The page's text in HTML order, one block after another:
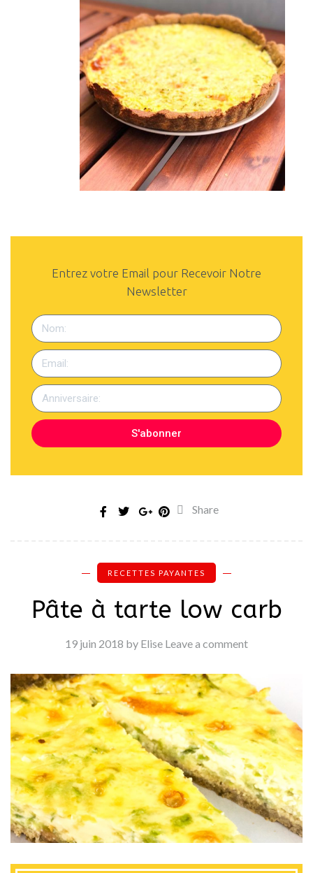
Entrez votre Email pour Recevoir Notre
Newsletter
S'abonner
Share
RECETTES PAYANTES
Pâte à tarte low carb
19 juin 2018 by Elise Leave a comment